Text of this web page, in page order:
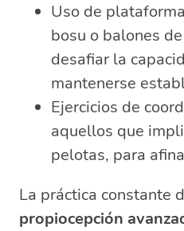
Uso de
bosu o balones
desafiar la
mantenerse
Ejercicios de
aquellos que
pelotas, para
La práctica constante
propiocepción